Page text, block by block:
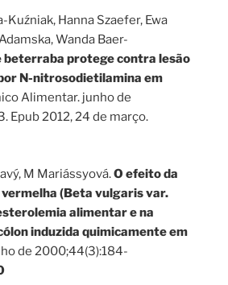
Hanna Szaefer, Ewa
Wanda Baer-
beterraba protege contra lesão
N-nitrosodietilamina em
Alimentar. junho de
Epub 2012, 24 de março.
M Mariássyová.O efeito da
(Beta vulgaris var.
alimentar e na
induzida quimicamente em
de 2000;44(3):184-